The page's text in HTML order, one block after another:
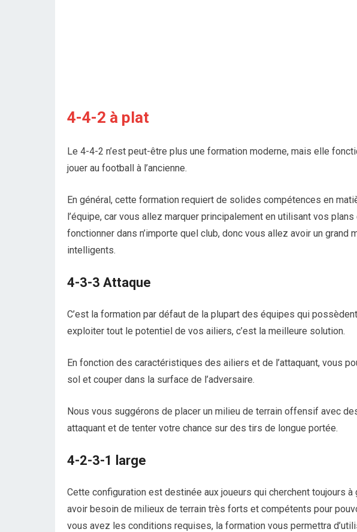
4-4-2 à plat
Le 4-4-2 n’est peut-être plus une formation moderne, mais elle
jouer au football à l’ancienne.
En général, cette formation requiert de solides compétences en
l’équipe, car vous allez marquer principalement en utilisant vos
fonctionner dans n’importe quel club, donc vous allez avoir un grand
intelligents.
4-3-3 Attaque
C’est la formation par défaut de la plupart des équipes qui
exploiter tout le potentiel de vos ailiers, c’est la meilleure solution.
En fonction des caractéristiques des ailiers et de l’attaquant, vous
sol et couper dans la surface de l’adversaire.
Nous vous suggérons de placer un milieu de terrain offensif avec
attaquant et de tenter votre chance sur des tirs de longue portée.
4-2-3-1 large
Cette configuration est destinée aux joueurs qui cherchent toujours
avoir besoin de milieux de terrain très forts et compétents pour
vous avez les conditions requises, la formation vous permettra